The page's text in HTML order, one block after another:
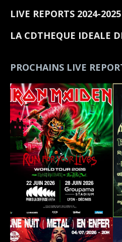
LIVE REPORTS 2024-2025
LA CDTHEQUE IDEALE
PROCHAINS LIVE